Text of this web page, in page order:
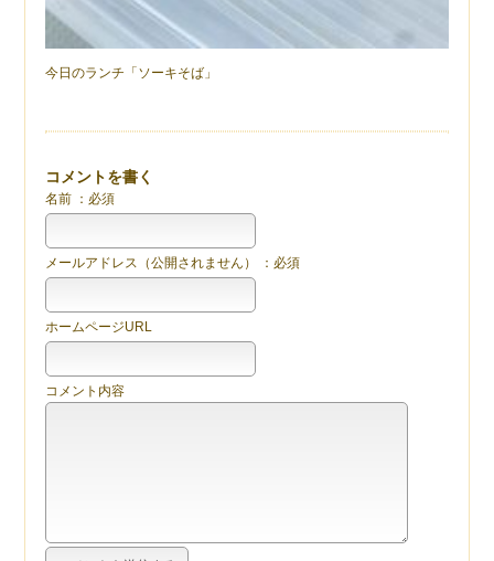
今日のランチ「ソーキそば」
コメントを書く
名前 ：必須
メールアドレス（公開されません） ：必須
ホームページURL
コメント内容